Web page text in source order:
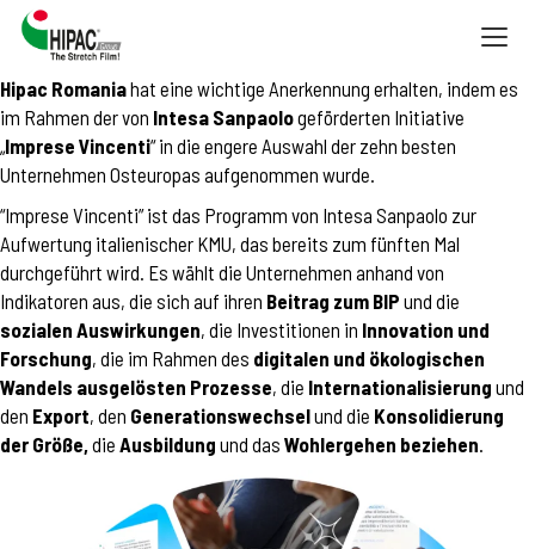
Hipac Romaniahat eine wichtige Anerkennung erhalten, indem es
im Rahmen der von Intesa Sanpaologeförderten Initiative
„Imprese Vincenti“ in die engere Auswahl der zehn besten
Unternehmen Osteuropas aufgenommen wurde.
“Imprese Vincenti” ist das Programm von Intesa Sanpaolo zur
Aufwertung italienischer KMU, das bereits zum fünften Mal
durchgeführt wird. Es wählt die Unternehmen anhand von
Indikatoren aus, die sich auf ihren Beitrag zum BIP und die
sozialen Auswirkungen, die Investitionen in Innovation und
Forschung, die im Rahmen des digitalen und ökologischen
Wandels ausgelösten Prozesse, die Internationalisierung und
den Export, den Generationswechselund die Konsolidierung
der Größe,die Ausbildung und das Wohlergehen beziehen.